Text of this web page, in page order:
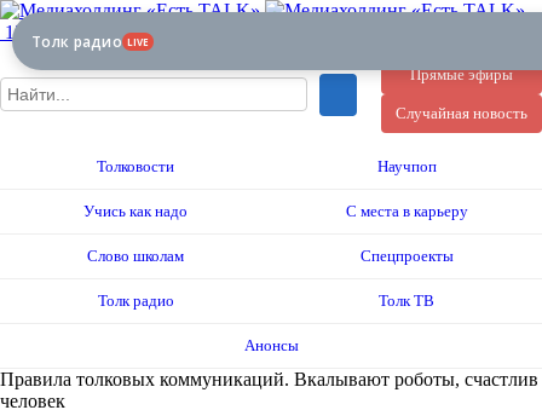
12+
Прямые эфиры
Случайная новость
Толковости Научпоп
Учись как надо С места в карьеру
Слово школам Спецпроекты
Толк радио Толк ТВ
Анонсы
Правила толковых коммуникаций. Вкалывают роботы, счастлив
человек
Толк радио LIVE